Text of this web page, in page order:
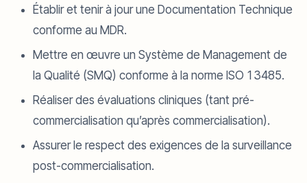
Établir et tenir à jour une Documentation Technique
conforme au MDR.
Mettre en œuvre un Système de Management de
la Qualité (SMQ) conforme à la norme ISO 13485.
Réaliser des évaluations cliniques (tant pré-
commercialisation qu’après commercialisation).
Assurer le respect des exigences de la surveillance
post-commercialisation.